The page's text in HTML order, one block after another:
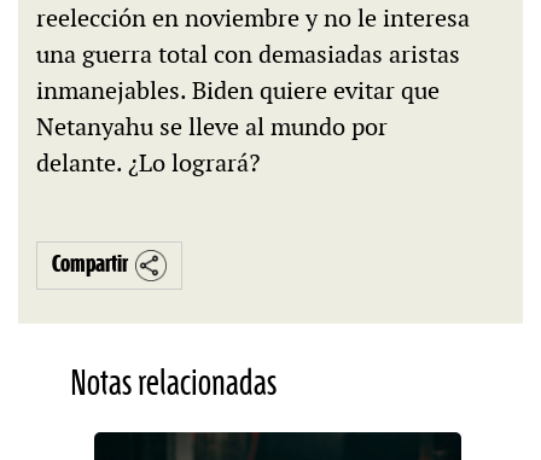
reelección en noviembre y no le interesa
una guerra total con demasiadas aristas
inmanejables. Biden quiere evitar que
Netanyahu se lleve al mundo por
delante. ¿Lo logrará?
Compartir
Notas relacionadas